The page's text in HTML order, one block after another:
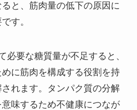
と、筋肉量の低下の原因に
す。
必要な糖質量が不足すると、
に筋肉を構成する役割を持
れます。タンパク質の分解
味するため不健康につなが